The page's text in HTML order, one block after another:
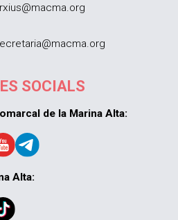
SOCIALS
de la Marina Alta:
Alta: